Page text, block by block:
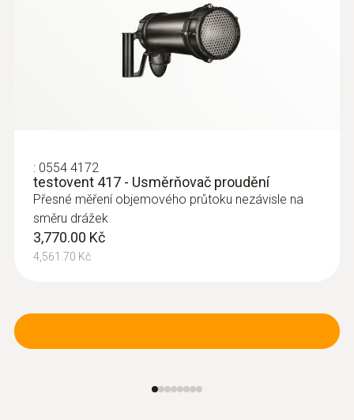
Sonda se žhaveným drátkem, vč.
teplotního a vlhkostního senzoru -
s připojovacím kabelem
Intuitivní: jasně strukturované menu měření
pro objemový průtok a paralelní měření
: 0554 4172
testovent 417 - Usměrňovač proudění
Přesné měření objemového průtoku nezávisle na
směru drážek
3,770.00 Kč
4,561.70 Kč